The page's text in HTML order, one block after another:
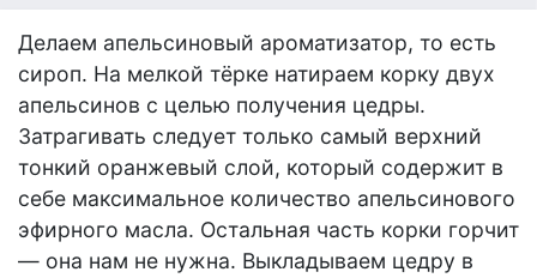
Делаем апельсиновый ароматизатор, то есть
сироп. На мелкой тёрке натираем корку двух
апельсинов с целью получения цедры.
Затрагивать следует только самый верхний
тонкий оранжевый слой, который содержит в
себе максимальное количество апельсинового
эфирного масла. Остальная часть корки горчит
— она нам не нужна. Выкладываем цедру в